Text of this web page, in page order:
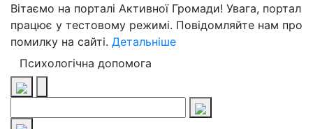
Вітаємо на порталі Активної Громади! Увага, портал
працює у тестовому режимі. Повідомляйте нам про
помилку на сайті. Детальніше
Психологічна допомога